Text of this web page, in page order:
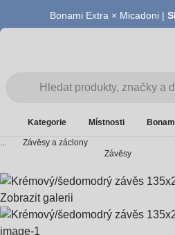
Bonami Extra × Micadoni |
Summer Sale | Ušetřete až
Kategorie Místnosti
...
Závěsy a záclony
Závěsy
Zobrazit galerii